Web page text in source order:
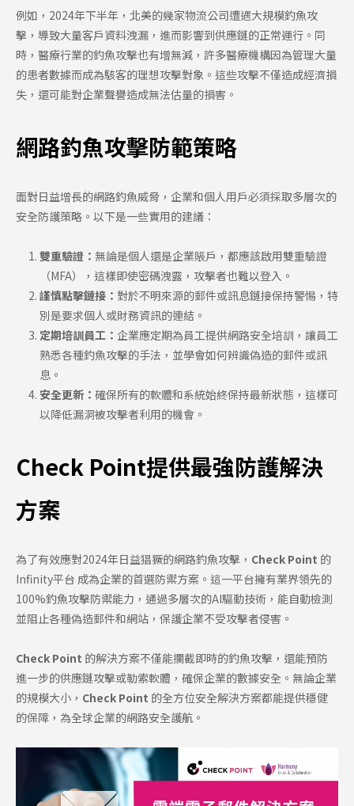
例如，2024年下半年，北美的幾家物流公司遭遇大規模釣魚攻
擊，導致大量客戶資料洩漏，進而影響到供應鏈的正常運行。同
時，醫療行業的釣魚攻擊也有增無減，許多醫療機構因為管理大量
的患者數據而成為駭客的理想攻擊對象。這些攻擊不僅造成經濟損
失，還可能對企業聲譽造成無法估量的損害。
網路釣魚攻擊防範策略
面對日益增長的網路釣魚威脅，企業和個人用戶必須採取多層次的
安全防護策略。以下是一些實用的建議：
雙重驗證： 無論是個人還是企業賬戶，都應該啟用雙重驗證
（MFA），這樣即使密碼洩露，攻擊者也難以登入。
謹慎點擊鏈接： 對於不明來源的郵件或訊息鏈接保持警惕，特
別是要求個人或財務資訊的連結。
定期培訓員工： 企業應定期為員工提供網路安全培訓，讓員工
熟悉各種釣魚攻擊的手法，並學會如何辨識偽造的郵件或訊
息。
安全更新： 確保所有的軟體和系統始終保持最新狀態，這樣可
以降低漏洞被攻擊者利用的機會。
Check Point提供最強防護解決
方案
為了有效應對2024年日益猖獗的網路釣魚攻擊， Check Point 的
Infinity平台 成為企業的首選防禦方案。這一平台擁有業界領先的
100%釣魚攻擊防禦能力，通過多層次的AI驅動技術，能自動檢測
並阻止各種偽造郵件和網站，保護企業不受攻擊者侵害。
Check Point 的解決方案不僅能攔截即時的釣魚攻擊，還能預防
進一步的供應鏈攻擊或勒索軟體，確保企業的數據安全。無論企業
的規模大小， Check Point 的全方位安全解決方案都能提供穩健
的保障，為全球企業的網路安全護航。